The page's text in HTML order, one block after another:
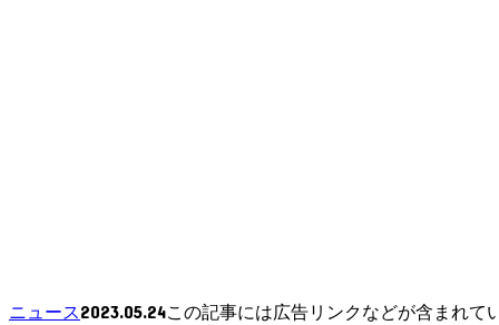
ニュース2023.05.24この記事には広告リンクなどが含まれて